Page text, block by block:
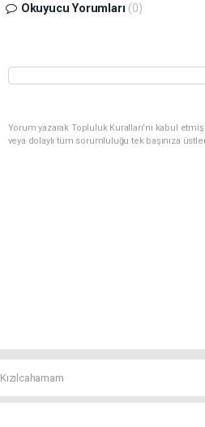
Okuyucu Yorumları (0)
Yorum yazarak Topluluk Kuralları’nı kabul
veya dolaylı tüm sorumluluğu tek başınıza
Kızılcahamam